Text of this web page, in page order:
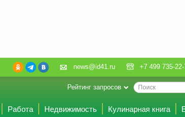
news@id41.ru +7 499 735-22-
Рейтинг запросов
Работа Недвижимость Кулинарная книга